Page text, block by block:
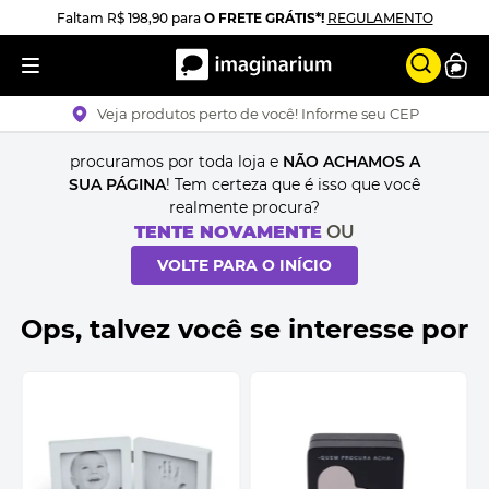
Faltam R$ 198,90paraO FRETE GRÁTIS*! REGULAMENTO
Veja produtos perto de você! Informe seu CEP
procuramos por toda loja e NÃO ACHAMOS A
SUA PÁGINA! Tem certeza que é isso que você
realmente procura?
TENTE NOVAMENTE OU
VOLTE PARA O INÍCIO
Ops, talvez você se interesse por